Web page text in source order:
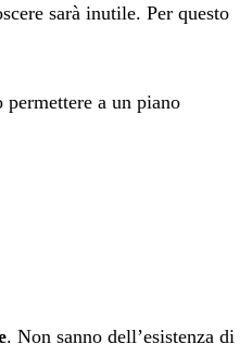
sarà inutile. Per questo
permettere a un piano
. Non sanno dell’esistenza di